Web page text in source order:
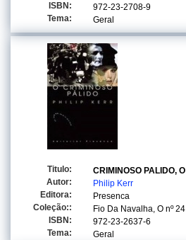
ISBN:
972-23-2708-9
Tema:
Geral
Titulo:
CRIMINOSO PALIDO, O
Autor:
Philip Kerr
Editora:
Presenca
Coleção::
Fio Da Navalha, O nº 24
ISBN:
972-23-2637-6
Tema:
Geral